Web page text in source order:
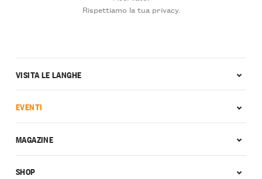
Rispettiamo la tua privacy.
VISITA LE LANGHE
EVENTI
MAGAZINE
SHOP